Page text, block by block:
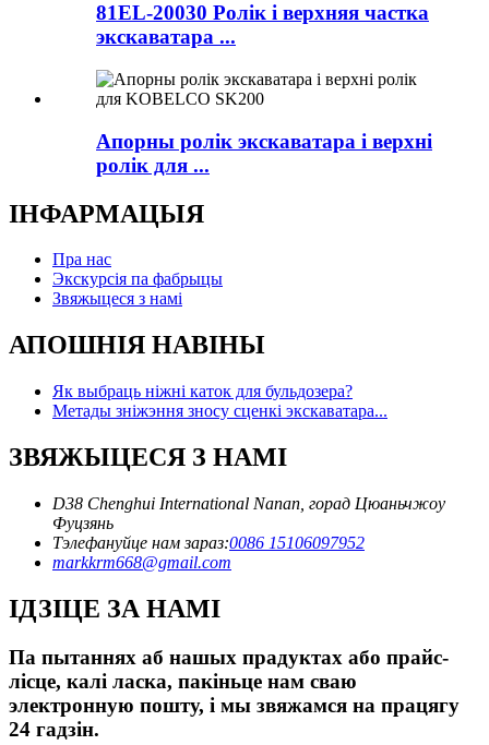
81EL-20030 Ролік і верхняя частка
экскаватара ...
Апорны ролік экскаватара і верхні
ролік для ...
ІНФАРМАЦЫЯ
Пра нас
Экскурсія па фабрыцы
Звяжыцеся з намі
АПОШНІЯ НАВІНЫ
Як выбраць ніжні каток для бульдозера?
Метады зніжэння зносу сценкі экскаватара...
ЗВЯЖЫЦЕСЯ З НАМІ
D38 Chenghui International Nanan, горад Цюаньчжоу
Фуцзянь
Тэлефануйце нам зараз:0086 15106097952
markkrm668@gmail.com
ІДЗІЦЕ ЗА НАМІ
Па пытаннях аб нашых прадуктах або прайс-
лісце, калі ласка, пакіньце нам сваю
электронную пошту, і мы звяжамся на працягу
24 гадзін.